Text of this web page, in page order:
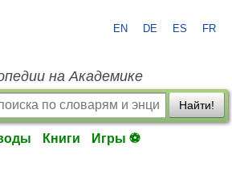
EN DE ES FR
на Академике
Найти!
Книги Игры ⚽